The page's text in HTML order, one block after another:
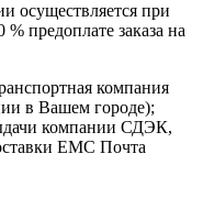
осуществляется при
предоплате заказа на
компания
в Вашем городе);
компании СДЭК,
ЕМС Почта